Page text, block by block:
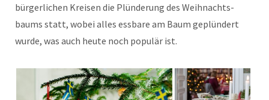
bürg­er­lichen Kreisen die Plün­derung des Wei­h­nachts­
baums statt, wobei alles ess­bare am Baum geplün­dert
wurde, was auch heute noch pop­ulär ist.